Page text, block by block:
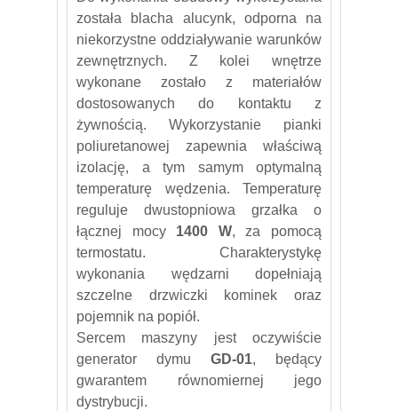
została blacha alucynk, odporna na
niekorzystne oddziaływanie warunków
zewnętrznych. Z kolei wnętrze
wykonane zostało z materiałów
dostosowanych do kontaktu z
żywnością. Wykorzystanie pianki
poliuretanowej zapewnia właściwą
izolację, a tym samym optymalną
temperaturę wędzenia. Temperaturę
reguluje dwustopniowa grzałka o
łącznej mocy 1400 W, za pomocą
termostatu. Charakterystykę
wykonania wędzarni dopełniają
szczelne drzwiczki kominek oraz
pojemnik na popiół.
Sercem maszyny jest oczywiście
generator dymu GD-01, będący
gwarantem równomiernej jego
dystrybucji.